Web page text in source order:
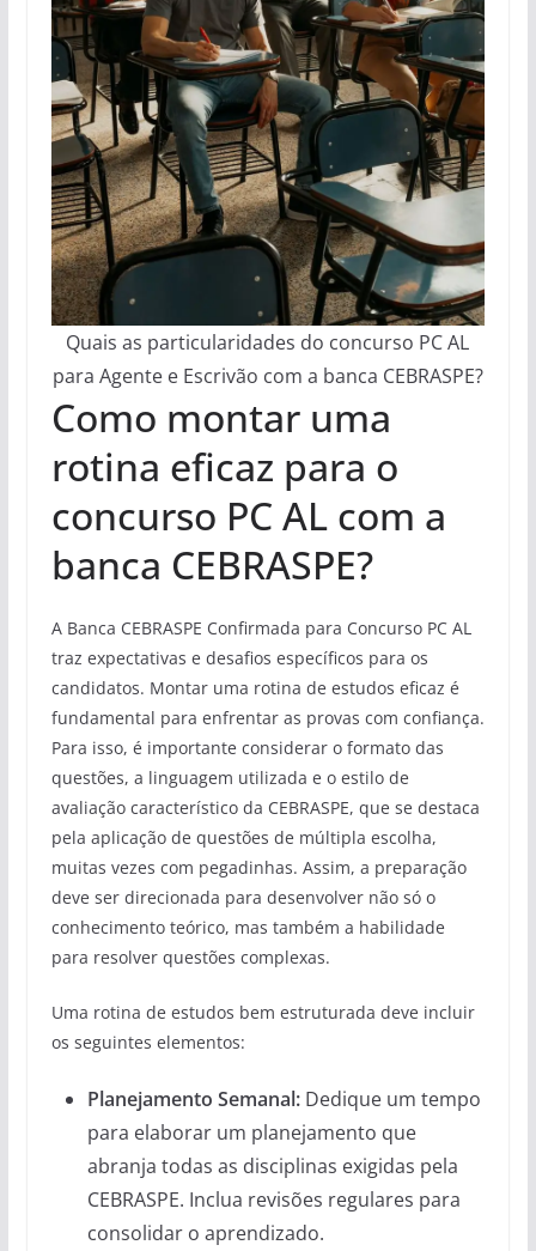
Quais as particularidades do concurso PC AL
para Agente e Escrivão com a banca CEBRASPE?
Como montar uma
rotina eficaz para o
concurso PC AL com a
banca CEBRASPE?
A Banca CEBRASPE Confirmada para Concurso PC AL
traz expectativas e desafios específicos para os
candidatos. Montar uma rotina de estudos eficaz é
fundamental para enfrentar as provas com confiança.
Para isso, é importante considerar o formato das
questões, a linguagem utilizada e o estilo de
avaliação característico da CEBRASPE, que se destaca
pela aplicação de questões de múltipla escolha,
muitas vezes com pegadinhas. Assim, a preparação
deve ser direcionada para desenvolver não só o
conhecimento teórico, mas também a habilidade
para resolver questões complexas.
Uma rotina de estudos bem estruturada deve incluir
os seguintes elementos:
Planejamento Semanal:Dedique um tempo
para elaborar um planejamento que
abranja todas as disciplinas exigidas pela
CEBRASPE. Inclua revisões regulares para
consolidar o aprendizado.